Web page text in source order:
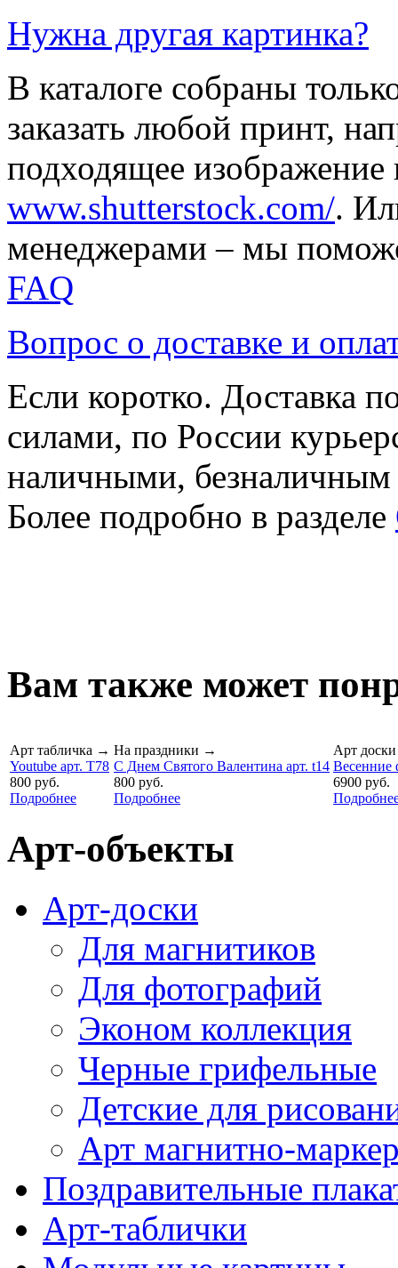
Нужна другая картинка?
В каталоге собраны
заказать любой принт,
подходящее изображение
www.shutterstock.com/.
менеджерами – мы
FAQ
Вопрос о доставке и
Если коротко. Доставка
силами, по России
наличными,
Более подробно в разделе
Вам также может
Арт табличка →
Youtube арт. T78
800 руб.
Подробнее
На праздники →
С Днем Святого Валентина арт. t14
800 руб.
Подробнее
Арт
Весенние
6900 руб.
Арт-объекты
Арт-доски
Для магнитиков
Для фотографий
Эконом коллекция
Черные грифельные
Детские для
Арт магнитно-
Поздравительные
Арт-таблички